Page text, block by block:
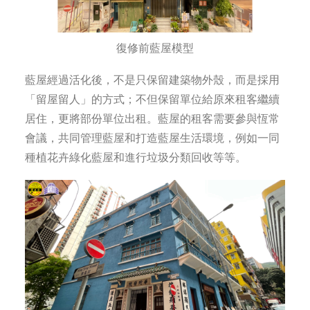
復修前藍屋模型
藍屋經過活化後，不是只保留建築物外殼，而是採用
「留屋留人」的方式；不但保留單位給原來租客繼續
居住，更將部份單位出租。藍屋的租客需要參與恆常
會議，共同管理藍屋和打造藍屋生活環境，例如一同
種植花卉綠化藍屋和進行垃圾分類回收等等。